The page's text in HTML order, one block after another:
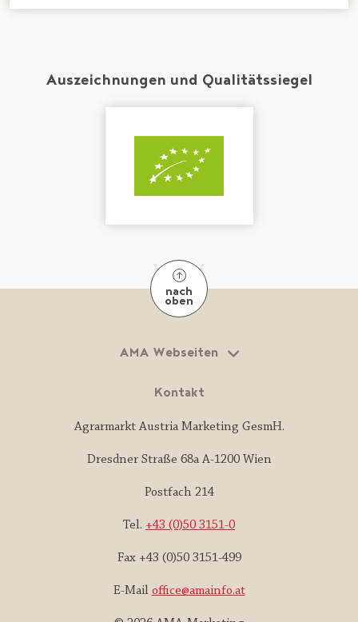
Auszeichnungen und Qualitätssiegel
nach
oben
AMA Webseiten
Kontakt
Agrarmarkt Austria Marketing GesmH.
Dresdner Straße 68a A-1200 Wien
Postfach 214
Tel. +43 (0)50 3151-0
Fax +43 (0)50 3151-499
E-Mail office@amainfo.at